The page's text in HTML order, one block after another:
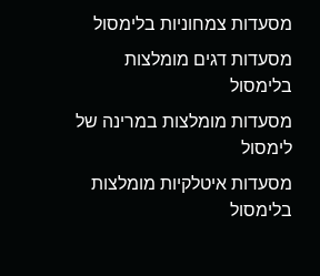
מסעדות צמחוניות בלימסול
מסעדות דגים מומלצות
בלימסול
מסעדות מומלצות במרינה של
לימסול
מסעדות איטלקיות מומלצות
בלימסול